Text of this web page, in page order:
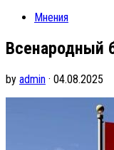
Мнения
Всенародный
by admin · 04.08.2025